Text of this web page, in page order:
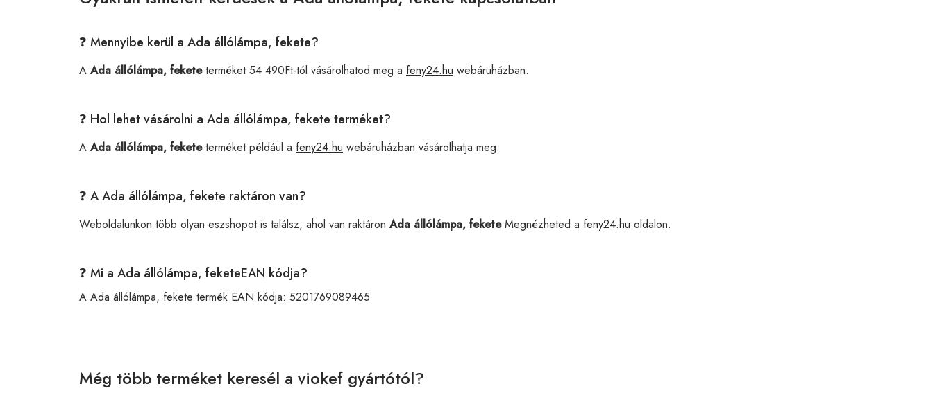
❓ Mennyibe kerül a Ada állólámpa, fekete?
A Ada állólámpa, feketeterméket 54 490Ft-tól vásárolhatod meg a feny24.hu webáruházban.
❓ Hol lehet vásárolni a Ada állólámpa, fekete terméket?
A Ada állólámpa, feketeterméket például a feny24.hu webáruházban vásárolhatja meg.
❓ A Ada állólámpa, fekete raktáron van?
Weboldalunkon több olyan eszshopot is találsz, ahol van raktáron Ada állólámpa, feketeMegnézheted a feny24.hu oldalon.
❓ Mi a Ada állólámpa, feketeEAN kódja?
A Ada állólámpa, fekete termék EAN kódja: 5201769089465
Még több terméket keresél a viokef gyártótól?